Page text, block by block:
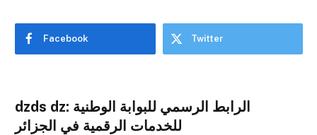
Facebook Twitter
dzds dz: الرابط الرسمي للبوابة الوطنية
للخدمات الرقمية في الجزائر